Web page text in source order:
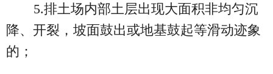
5.排土场内部土层出现大面积非均匀沉
降、开裂，坡面鼓出或地基鼓起等滑动迹象
的；